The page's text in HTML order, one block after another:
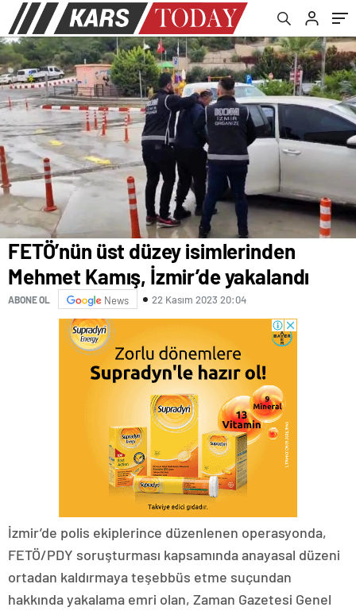
FETÖ’nün üst düzey isimlerinden
Mehmet Kamış, İzmir’de yakalandı
ABONE OL News 22 Kasım 2023 20:04
İzmir’de polis ekiplerince düzenlenen operasyonda,
FETÖ/PDY soruşturması kapsamında anayasal düzeni
ortadan kaldırmaya teşebbüs etme suçundan
hakkında yakalama emri olan, Zaman Gazetesi Genel
kalmayan bir tek onlar var